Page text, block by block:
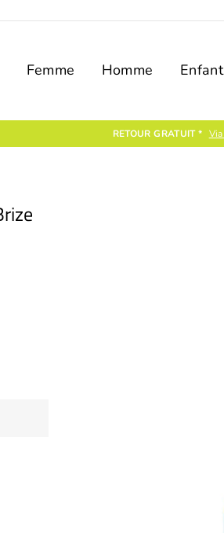
Femme Homme Enfant